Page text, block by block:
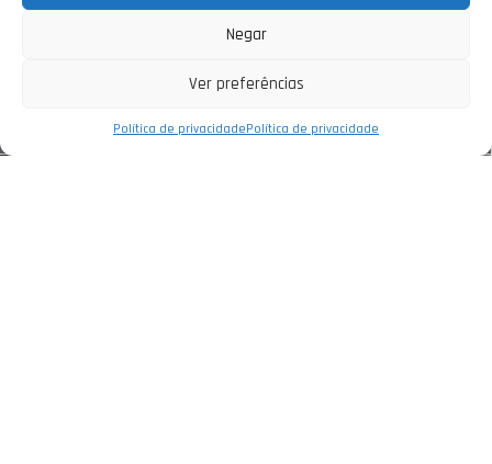
Negar
Ver preferências
Política de privacidadePolítica de privacidade
Controlo de Processos
Piscina
Sector Habitacional